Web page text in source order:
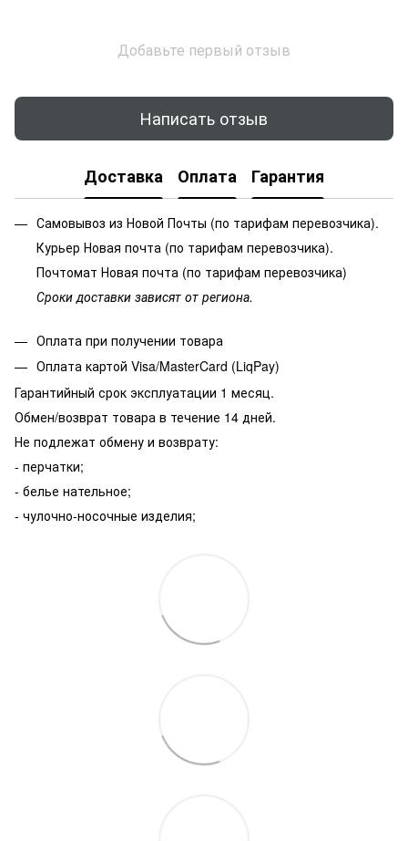
Добавьте первый отзыв
Написать отзыв
Доставка Оплата Гарантия
Самовывоз из Новой Почты (по тарифам перевозчика).
Курьер Новая почта (по тарифам перевозчика).
Почтомат Новая почта (по тарифам перевозчика)
Сроки доставки зависят от региона.
Оплата при получении товара
Оплата картой Visa/MasterCard (LiqPay)
Гарантийный срок эксплуатации 1 месяц.
Обмен/возврат товара в течение 14 дней.
Не подлежат обмену и возврату:
- перчатки;
- белье нательное;
- чулочно-носочные изделия;